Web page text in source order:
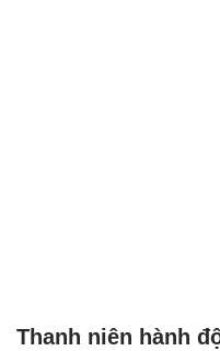
Thanh niên hành